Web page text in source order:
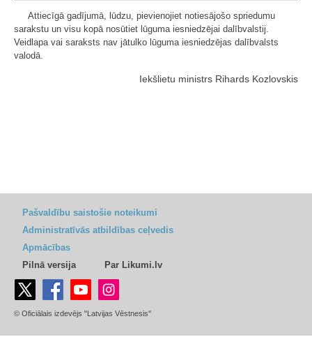
Attiecīgā gadījumā, lūdzu, pievienojiet notiesājošo spriedumu
sarakstu un visu kopā nosūtiet lūguma iesniedzējai dalībvalstij.
Veidlapa vai saraksts nav jātulko lūguma iesniedzējas dalībvalsts
valodā.
Iekšlietu ministrs Rihards Kozlovskis
Pašvaldību saistošie noteikumi
Administratīvās atbildības ceļvedis
Apmācības
Pilnā versija
Par Likumi.lv
© Oficiālais izdevējs "Latvijas Vēstnesis"